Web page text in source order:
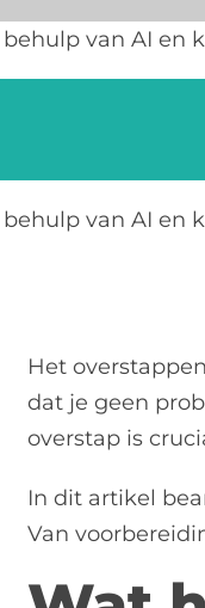
van AI en
van AI en
Het
dat je geen
overstap is
In dit artikel
Van